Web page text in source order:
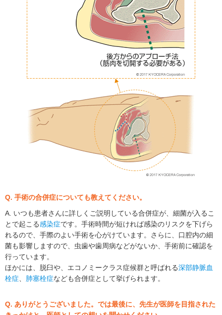
Q. 手術の合併症についても教えてください。
A. いつも患者さんに詳しくご説明している合併症が、細菌が入るこ
とで起こる感染症です。手術時間が短ければ感染のリスクを下げら
れるので、手際のよい手術を心がけています。さらに、口腔内の細
菌も影響しますので、虫歯や歯周病などがないか、手術前に確認を
行っています。
ほかには、脱臼や、エコノミークラス症候群と呼ばれる深部静脈血
栓症、 肺塞栓症なども合併症として挙げられます。
Q. ありがとうございました。では最後に、先生が医師を目指された